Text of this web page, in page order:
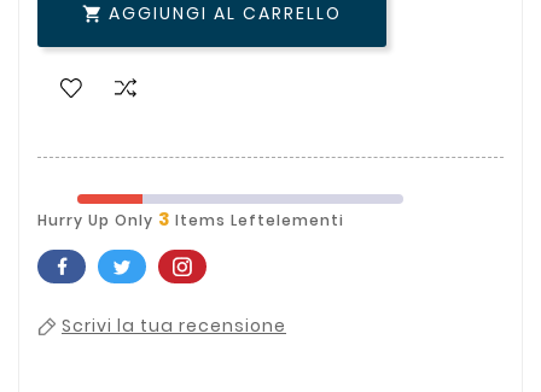
 AGGIUNGI AL CARRELLO
Hurry Up Only 3 Items Leftelementi
Scrivi la tua recensione